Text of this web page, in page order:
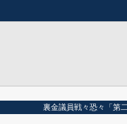
裏金議員戦々恐々「第